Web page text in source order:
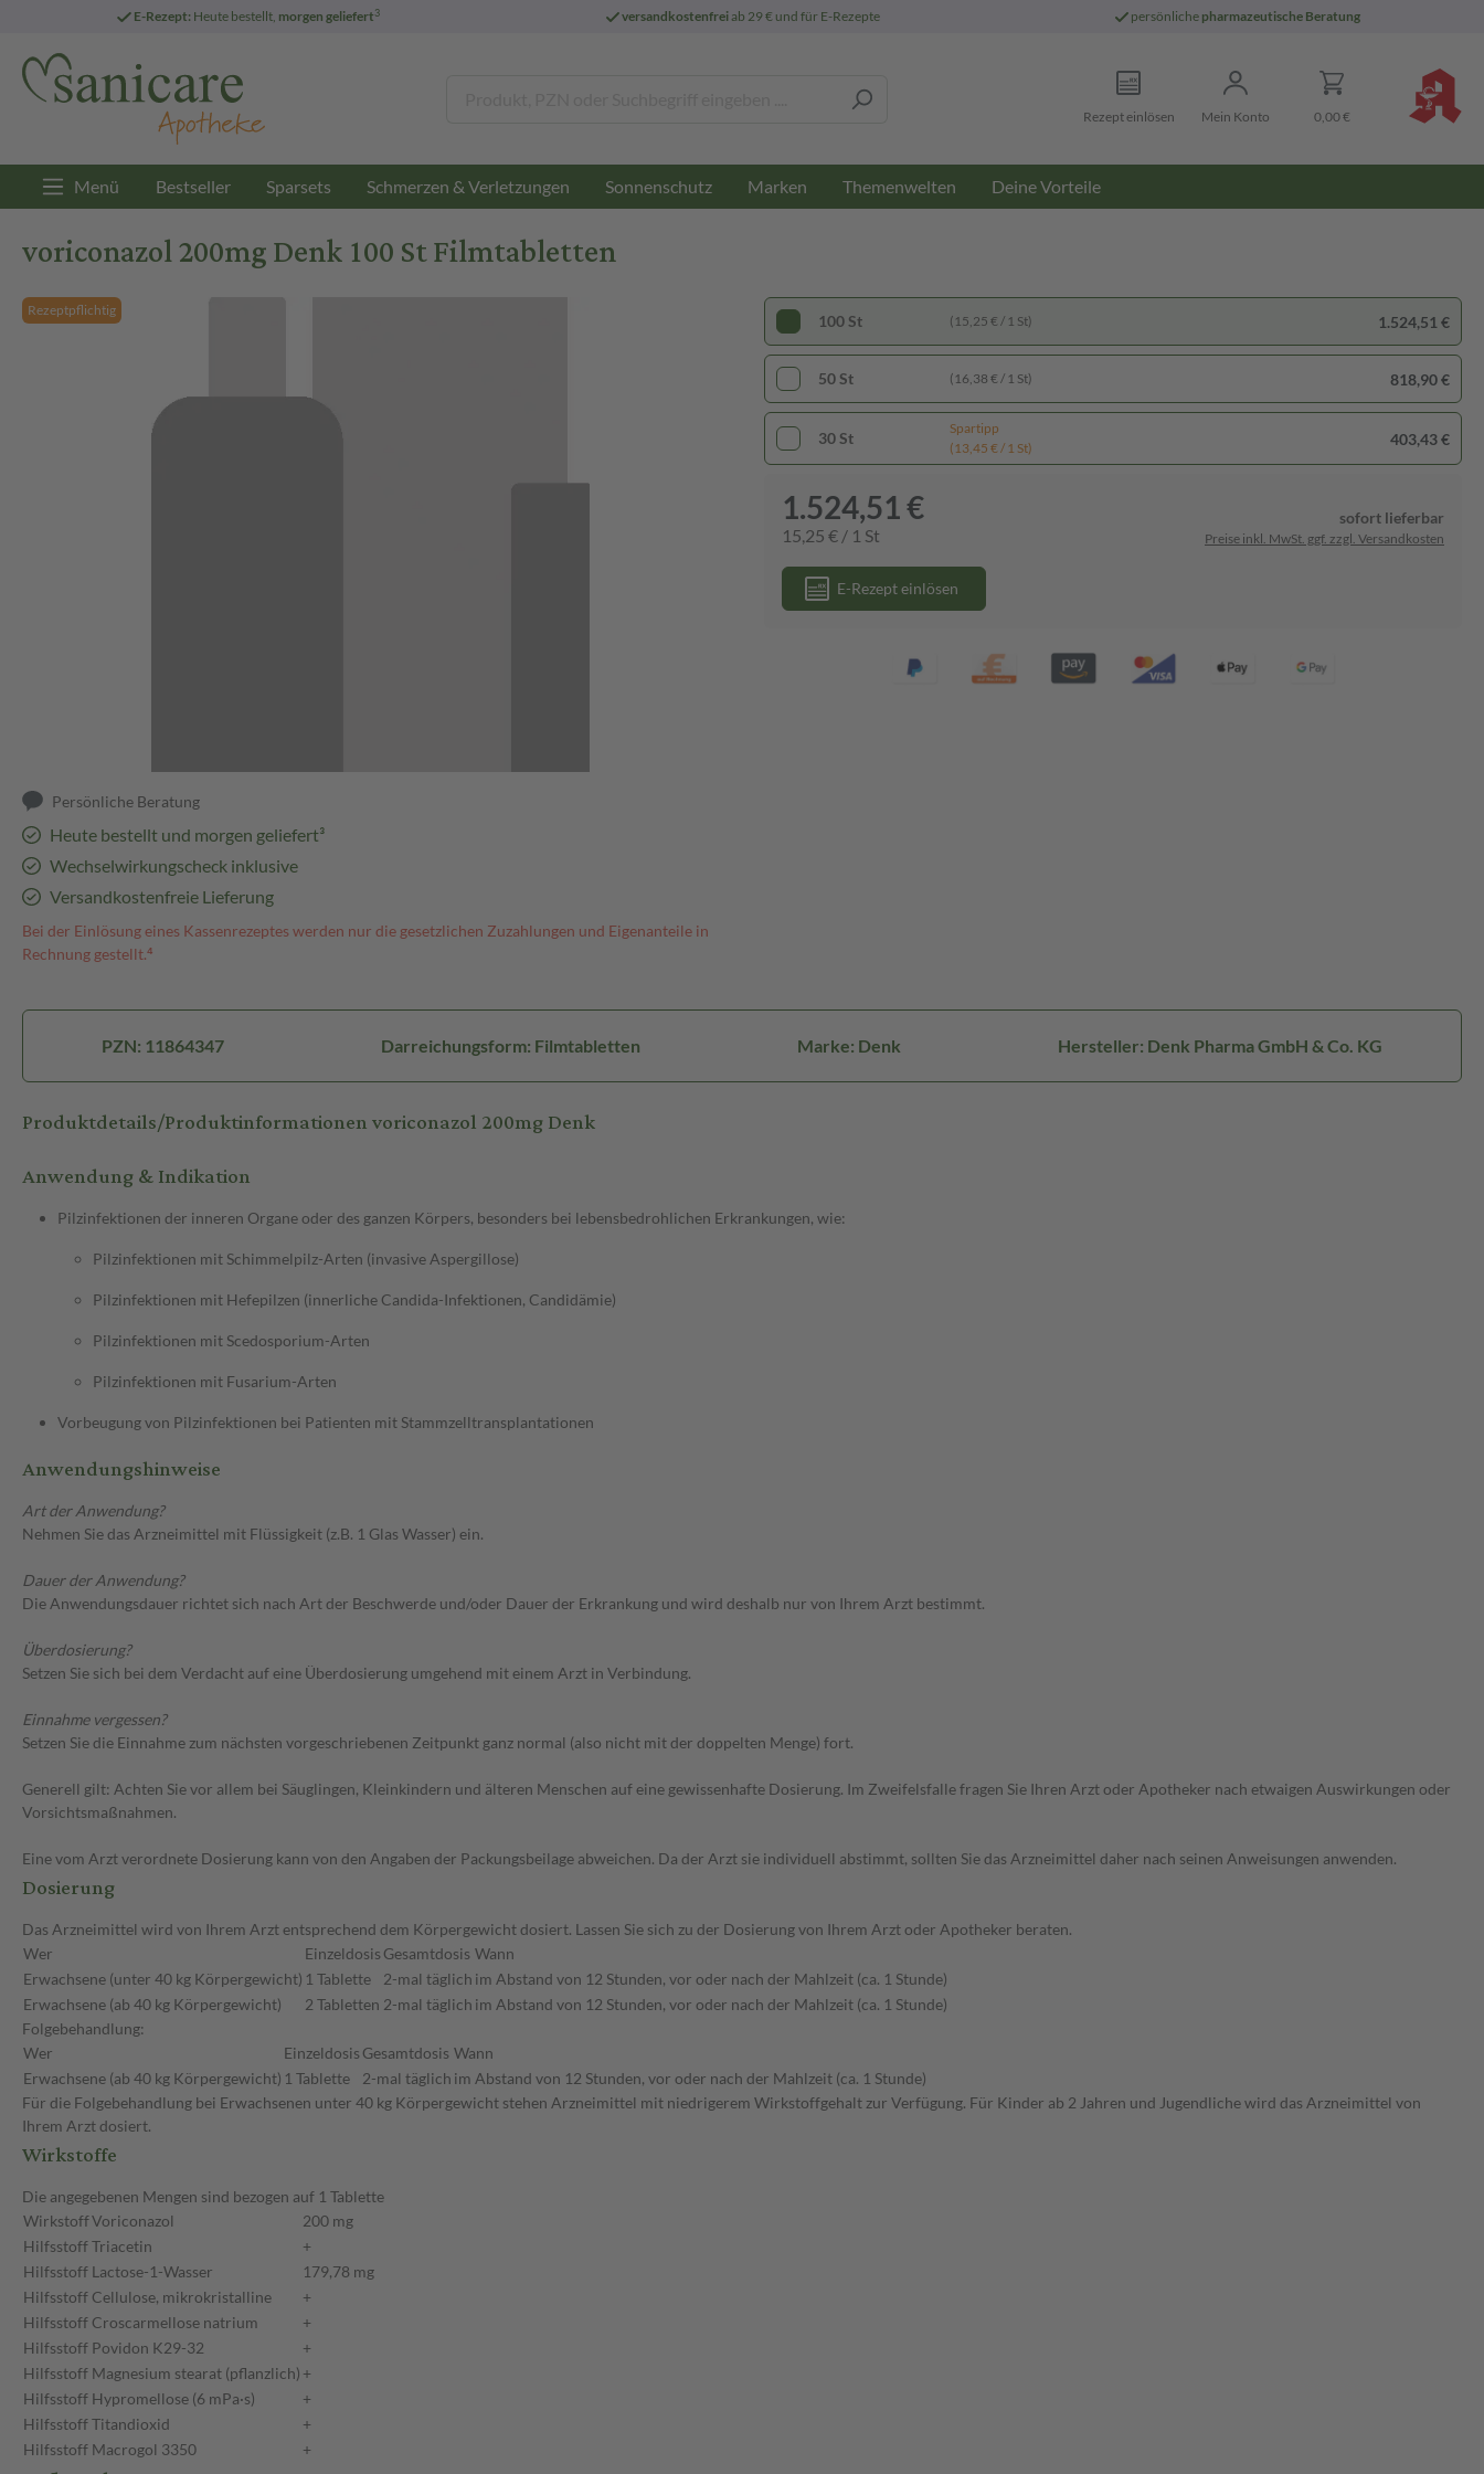
E-Rezept: Heute bestellt, morgen geliefert3 versandkostenfreiab 29 € und für E-Rezepte persönliche pharmazeutische Beratung
Rezept einlösen Mein Konto 0,00 €
Menü Bestseller Sparsets Schmerzen & Verletzungen Sonnenschutz Marken Themenwelten Deine Vorteile
voriconazol 200mg Denk 100 St Filmtabletten
Rezeptpflichtig
Persönliche Beratung
Heute bestellt und morgen geliefert³
Wechselwirkungscheck inklusive
Versandkostenfreie Lieferung
Bei der Einlösung eines Kassenrezeptes werden nur die gesetzlichen Zuzahlungen und Eigenanteile in
Rechnung gestellt.⁴
100 St (15,25 € / 1 St) 1.524,51 €
50 St (16,38 € / 1 St) 818,90 €
30 St
Spartipp
(13,45 € / 1 St)
403,43 €
1.524,51 €
15,25 € / 1 St
sofort lieferbar
Preise inkl. MwSt. ggf. zzgl. Versandkosten
E-Rezept einlösen
PZN: 11864347 Darreichungsform: Filmtabletten Marke: Denk Hersteller: Denk Pharma GmbH & Co. KG
Produktdetails/Produktinformationen voriconazol 200mg Denk
Anwendung & Indikation
Pilzinfektionen der inneren Organe oder des ganzen Körpers, besonders bei lebensbedrohlichen Erkrankungen, wie:
Pilzinfektionen mit Schimmelpilz-Arten (invasive Aspergillose)
Pilzinfektionen mit Hefepilzen (innerliche Candida-Infektionen, Candidämie)
Pilzinfektionen mit Scedosporium-Arten
Pilzinfektionen mit Fusarium-Arten
Vorbeugung von Pilzinfektionen bei Patienten mit Stammzelltransplantationen
Anwendungshinweise
Art der Anwendung?
Nehmen Sie das Arzneimittel mit Flüssigkeit (z.B. 1 Glas Wasser) ein.
Dauer der Anwendung?
Die Anwendungsdauer richtet sich nach Art der Beschwerde und/oder Dauer der Erkrankung und wird deshalb nur von Ihrem Arzt bestimmt.
Überdosierung?
Setzen Sie sich bei dem Verdacht auf eine Überdosierung umgehend mit einem Arzt in Verbindung.
Einnahme vergessen?
Setzen Sie die Einnahme zum nächsten vorgeschriebenen Zeitpunkt ganz normal (also nicht mit der doppelten Menge) fort.
Generell gilt: Achten Sie vor allem bei Säuglingen, Kleinkindern und älteren Menschen auf eine gewissenhafte Dosierung. Im Zweifelsfalle fragen Sie Ihren Arzt oder Apotheker nach etwaigen Auswirkungen oder
Vorsichtsmaßnahmen.
Eine vom Arzt verordnete Dosierung kann von den Angaben der Packungsbeilage abweichen. Da der Arzt sie individuell abstimmt, sollten Sie das Arzneimittel daher nach seinen Anweisungen anwenden.
Dosierung
Das Arzneimittel wird von Ihrem Arzt entsprechend dem Körpergewicht dosiert. Lassen Sie sich zu der Dosierung von Ihrem Arzt oder Apotheker beraten.
Wer
Einzeldosis Gesamtdosis Wann
Erwachsene (unter 40 kg Körpergewicht) 1 Tablette 2-mal täglich im Abstand von 12 Stunden, vor oder nach der Mahlzeit (ca. 1 Stunde)
Erwachsene (ab 40 kg Körpergewicht)
2 Tabletten 2-mal täglich im Abstand von 12 Stunden, vor oder nach der Mahlzeit (ca. 1 Stunde)
Folgebehandlung:
Wer
Einzeldosis Gesamtdosis Wann
Erwachsene (ab 40 kg Körpergewicht) 1 Tablette 2-mal täglich im Abstand von 12 Stunden, vor oder nach der Mahlzeit (ca. 1 Stunde)
Für die Folgebehandlung bei Erwachsenen unter 40 kg Körpergewicht stehen Arzneimittel mit niedrigerem Wirkstoffgehalt zur Verfügung. Für Kinder ab 2 Jahren und Jugendliche wird das Arzneimittel von
Ihrem Arzt dosiert.
Wirkstoffe
Die angegebenen Mengen sind bezogen auf 1 Tablette
WirkstoffVoriconazol
200 mg
HilfsstoffTriacetin
+
Hilfsstoff Lactose-1-Wasser
179,78 mg
Hilfsstoff Cellulose, mikrokristalline
+
Hilfsstoff Croscarmellose natrium
+
Hilfsstoff Povidon K29-32
+
Hilfsstoff Magnesium stearat (pflanzlich) +
Hilfsstoff Hypromellose (6 mPa·s)
+
HilfsstoffTitandioxid
+
Hilfsstoff Macrogol 3350 +